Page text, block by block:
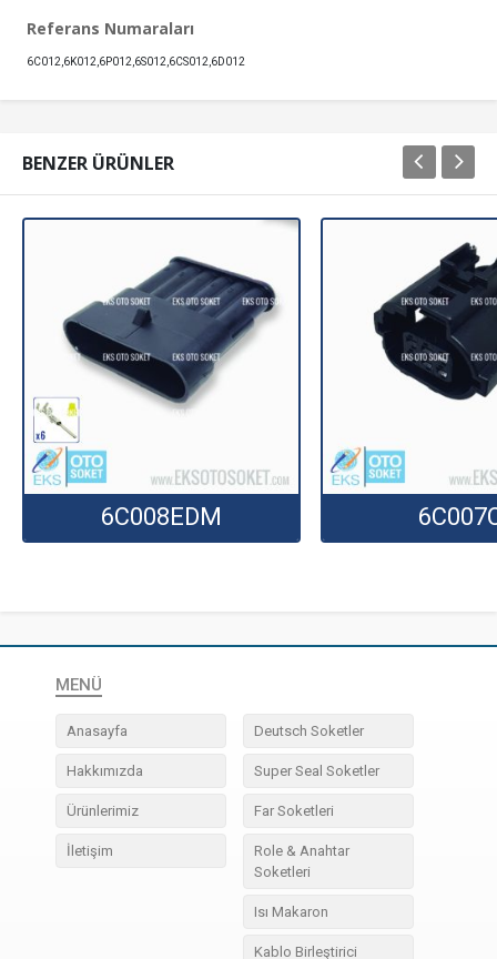
Referans Numaraları
6C012,6K012,6P012,6S012,6CS012,6D012
BENZER ÜRÜNLER
6C008EDM
MENÜ
Anasayfa
Hakkımızda
Ürünlerimiz
İletişim
Deutsch Soketler
Super Seal Soketler
Far Soketleri
Role & Anahtar
Soketleri
Isı Makaron
Kablo Birleştirici